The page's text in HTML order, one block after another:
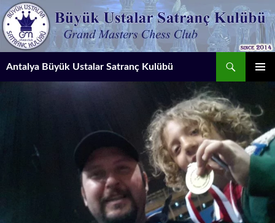
İçeriğe
atla
Antalya Büyük Ustalar Satranç Kulübü